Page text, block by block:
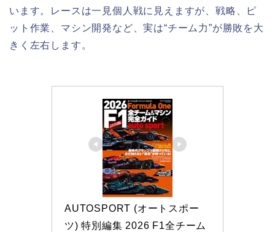
います。レースは一見個人戦に見えますが、戦略、ピ
ット作業、マシン開発など、実は“チーム力”が勝敗を大
きく左右します。
AUTOSPORT (オートスポー
ツ) 特別編集 2026 F1全チーム